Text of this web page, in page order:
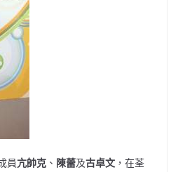
員亢帥克 、 陳蕾及古卓文 ，在荃